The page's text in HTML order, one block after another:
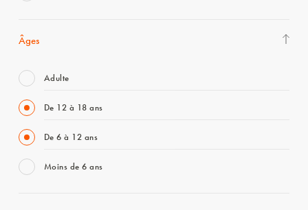
Âges
Adulte
De 12 à 18 ans
De 6 à 12 ans
Moins de 6 ans